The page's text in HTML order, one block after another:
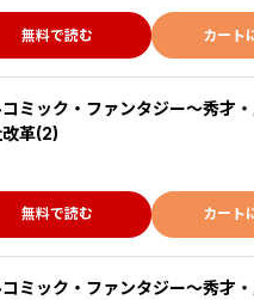
無料で読む カート
ミック・ファンタジー～秀才
革(2)
無料で読む カート
ミック・ファンタジー～秀才